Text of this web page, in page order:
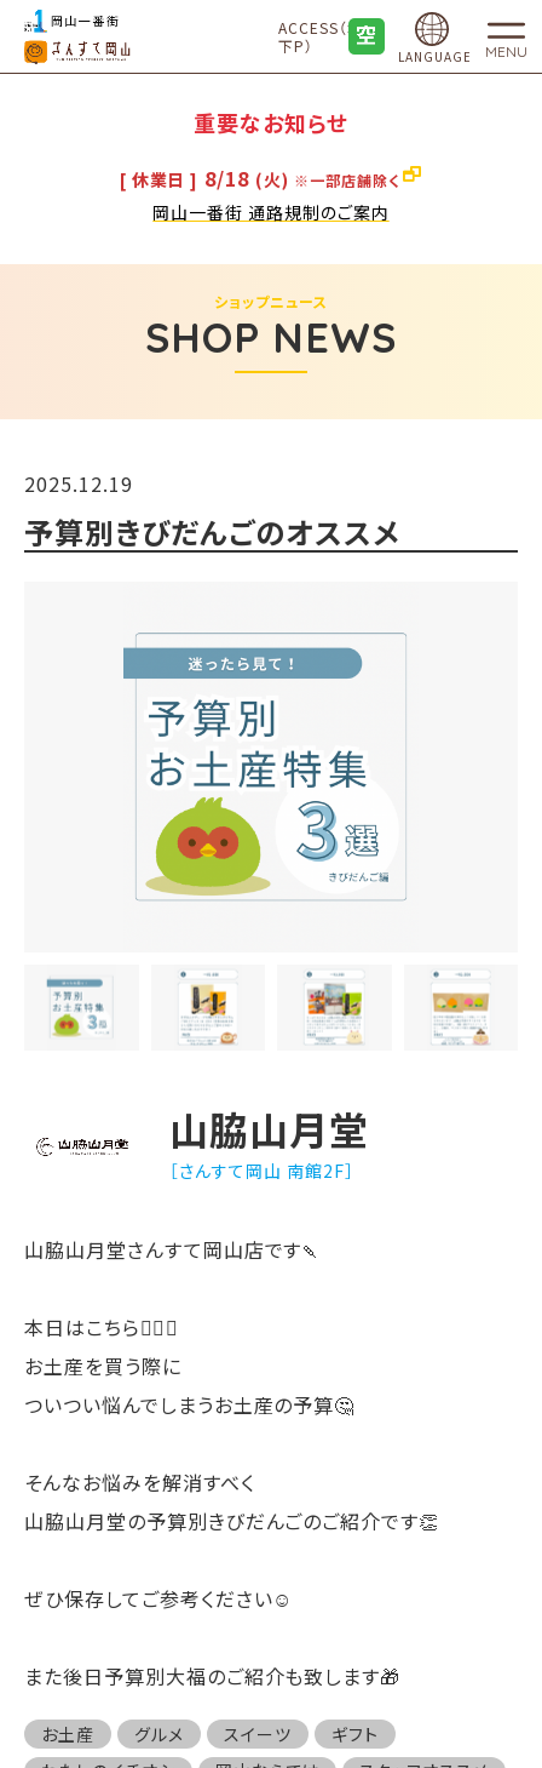
ACCESS（地
下P）
LANGUAGE MENU
重要なお知らせ
[ 休業日 ] 8/18 (火) ※一部店舗除く
岡山一番街 通路規制のご案内
SHOP NEWS
ショップニュース
2025.12.19
予算別きびだんごのオススメ
山脇山月堂
［さんすて岡山 南館2F］
山脇山月堂さんすて岡山店です🍡
本日はこちら💁‍♀️✨
お土産を買う際に
ついつい悩んでしまうお土産の予算🤔
そんなお悩みを解消すべく
山脇山月堂の予算別きびだんごのご紹介です👏
ぜひ保存してご参考ください☺️
また後日予算別大福のご紹介も致します🎁
お土産 グルメ スイーツ
ギフト